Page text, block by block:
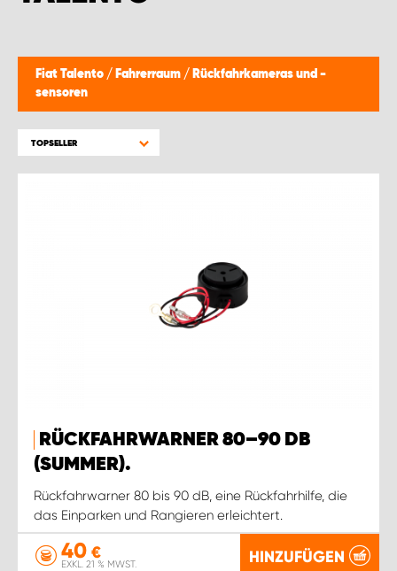
Fiat Talento / Fahrerraum / Rückfahrkameras und -
sensoren
TOPSELLER
RÜCKFAHRWARNER 80–90 DB
(SUMMER).
Rückfahrwarner 80 bis 90 dB, eine Rückfahrhilfe, die
das Einparken und Rangieren erleichtert.
40 €
EXKL. 21 % MWST. HINZUFÜGEN
WORK SYSTEM LIMBURG-KEMPEN
WORK SYSTEM WORK SYSTEM BRÜGGE